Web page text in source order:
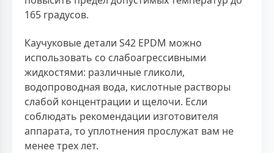
165 градусов.
Каучуковые детали S42 EPDM можно
использовать со слабоагрессивными
жидкостями: различные гликоли,
водопроводная вода, кислотные растворы
слабой концентрации и щелочи. Если
соблюдать рекомендации изготовителя
аппарата, то уплотнения прослужат вам не
менее трех лет.